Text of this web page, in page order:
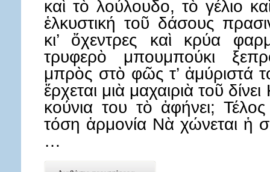
καὶ τὸ λούλουδο, τὸ γέλιο
ἑλκυστική τοῦ δάσους
κι’ ὄχεντρες καὶ κρύα
τρυφερὸ μπουμπούκι
μπρὸς στὸ φῶς τ’ ἀμύριστά
ἔρχεται μιὰ μαχαιριὰ τοῦ
κούνια του τὸ ἀφήνει;
τόση ἁρμονία Νὰ χώνεται ἡ
…